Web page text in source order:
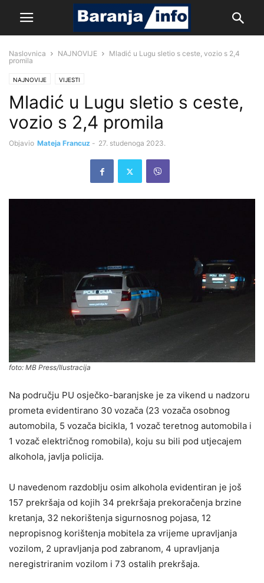
Naslovnica NAJNOVIJE
Mladić u Lugu sletio s ceste, vozio s 2,4
promila
NAJNOVIJE VIJESTI
Mladić u Lugu sletio s ceste,
vozio s 2,4 promila
Objavio Mateja Francuz - 27. studenoga 2023.
foto: MB Press/Ilustracija
Na području PU osječko-baranjske je za vikend u nadzoru
prometa evidentirano 30 vozača (23 vozača osobnog
automobila, 5 vozača bicikla, 1 vozač teretnog automobila i
1 vozač električnog romobila), koju su bili pod utjecajem
alkohola, javlja policija.
U navedenom razdoblju osim alkohola evidentiran je još
157 prekršaja od kojih 34 prekršaja prekoračenja brzine
kretanja, 32 nekorištenja sigurnosnog pojasa, 12
nepropisnog korištenja mobitela za vrijeme upravljanja
vozilom, 2 upravljanja pod zabranom, 4 upravljanja
neregistriranim vozilom i 73 ostalih prekršaja.